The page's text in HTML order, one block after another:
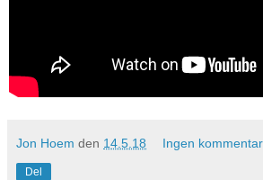
Jon Hoem den 14.5.18 Ingen
Del